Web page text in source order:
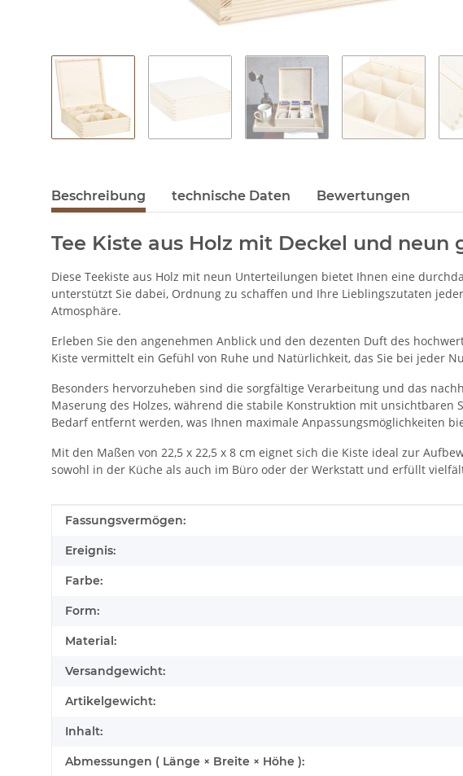
Beschreibung technische Daten Bewertungen
Tee Kiste aus Holz mit Deckel und neun
Diese Teekiste aus Holz mit neun Unterteilungen bietet Ihnen eine
unterstützt Sie dabei, Ordnung zu schaffen und Ihre Lieblingszutaten
Atmosphäre.
Erleben Sie den angenehmen Anblick und den dezenten Duft des
Kiste vermittelt ein Gefühl von Ruhe und Natürlichkeit, das Sie bei jeder
Besonders hervorzuheben sind die sorgfältige Verarbeitung und das
Maserung des Holzes, während die stabile Konstruktion mit
Bedarf entfernt werden, was Ihnen maximale Anpassungsmöglichkeiten
Mit den Maßen von 22,5 x 22,5 x 8 cm eignet sich die Kiste ideal zur
sowohl in der Küche als auch im Büro oder der Werkstatt und erfüllt
Produkteigenschaft
Wert
Fassungsvermögen:
Ereignis:
Farbe:
Form:
Material:
Versandgewicht:
Artikelgewicht:
Inhalt:
Abmessungen ( Länge × Breite × Höhe ):